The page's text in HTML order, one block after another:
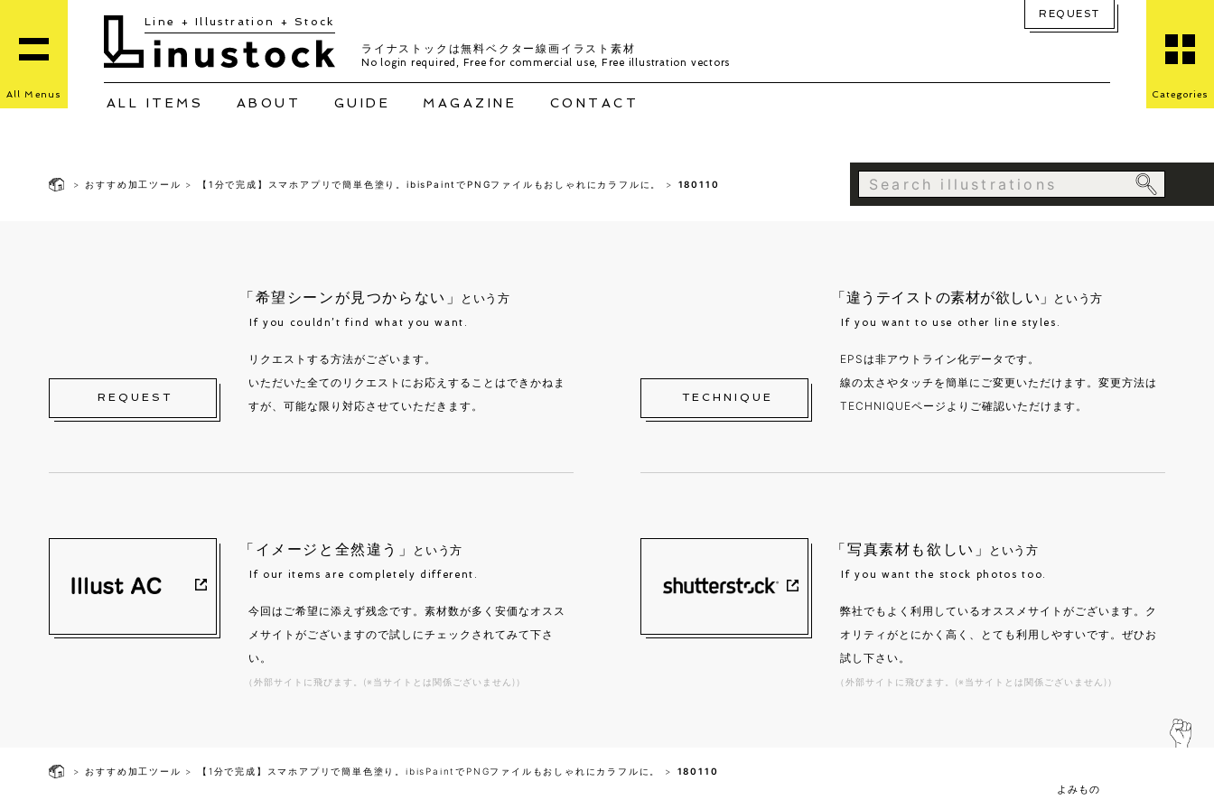
Line + Illustration + Stock
ライナストックは無料ベクター線画イラスト素材
No login required, Free for commercial use, Free illustration vectors
REQUEST
ALL ITEMS ABOUT GUIDE MAGAZINE CONTACT
All Menus Categories
> おすすめ加工ツール > 【1分で完成】スマホアプリで簡単色塗り。ibisPaintでPNGファイルもおしゃれにカラフルに。 > 180110
「希望シーンが見つからない」 という方
If you couldn’t find what you want.
リクエストする方法がございます。
いただいた全てのリクエストにお応えすることはできかねま
すが、可能な限り対応させていただきます。
REQUEST
「違うテイストの素材が欲しい」 という方
If you want to use other line styles.
EPSは非アウトライン化データです。
線の太さやタッチを簡単にご変更いただけます。変更方法は
TECHNIQUEページよりご確認いただけます。
TECHNIQUE
「イメージと全然違う」 という方
If our items are completely different.
今回はご希望に添えず残念です。素材数が多く安価なオスス
メサイトがございますので試しにチェックされてみて下さ
い。
（外部サイトに飛びます。(※当サイトとは関係ございません)）
「写真素材も欲しい」 という方
If you want the stock photos too.
弊社でもよく利用しているオススメサイトがございます。ク
オリティがとにかく高く、とても利用しやすいです。ぜひお
試し下さい。
（外部サイトに飛びます。(※当サイトとは関係ございません)）
> おすすめ加工ツール > 【1分で完成】スマホアプリで簡単色塗り。ibisPaintでPNGファイルもおしゃれにカラフルに。 > 180110
よみもの